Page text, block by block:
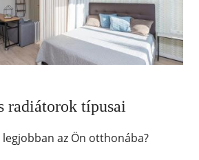
radiátorok típusai
az Ön otthonába?